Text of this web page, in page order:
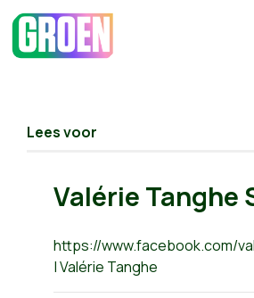
Lees voor
Valérie Tanghe
https://www.facebook.com/
| Valérie Tanghe